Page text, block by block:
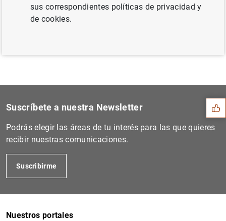
Anterior
Sugerencias
Suscríbete a nuestra Newsletter
Podrás elegir las áreas de tu interés para las que quieres
recibir nuestras comunicaciones.
Suscribirme
Nuestros portales
sus correspondientes políticas de privacidad y
de cookies.